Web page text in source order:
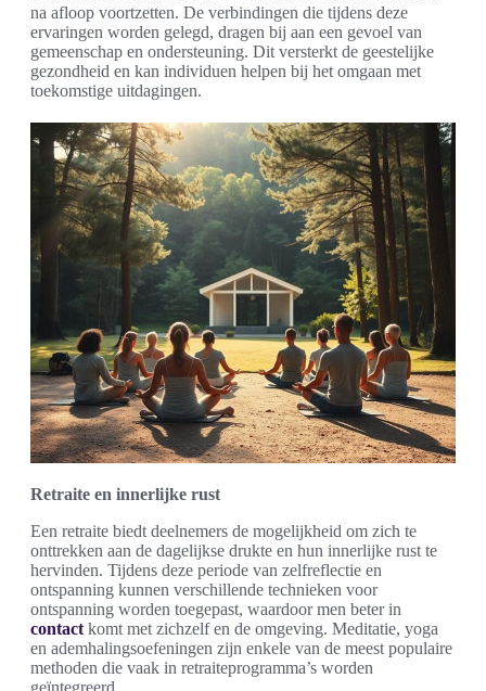
na afloop voortzetten. De verbindingen die tijdens deze
ervaringen worden gelegd, dragen bij aan een gevoel van
gemeenschap en ondersteuning. Dit versterkt de geestelijke
gezondheid en kan individuen helpen bij het omgaan met
toekomstige uitdagingen.
Retraite en innerlijke rust
Een retraite biedt deelnemers de mogelijkheid om zich te
onttrekken aan de dagelijkse drukte en hun innerlijke rust te
hervinden. Tijdens deze periode van zelfreflectie en
ontspanning kunnen verschillende technieken voor
ontspanning worden toegepast, waardoor men beter in
contact komt met zichzelf en de omgeving. Meditatie, yoga
en ademhalingsoefeningen zijn enkele van de meest populaire
methoden die vaak in retraiteprogramma’s worden
geïntegreerd.